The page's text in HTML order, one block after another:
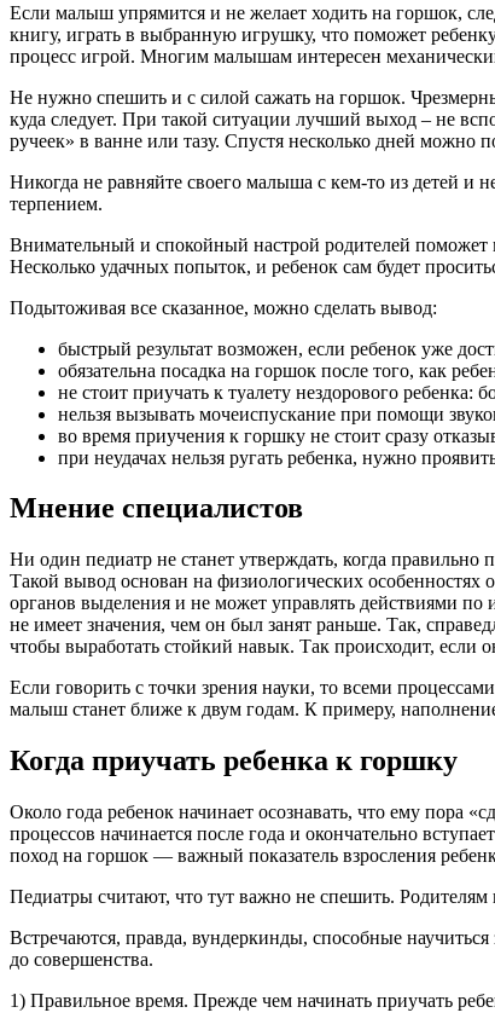
Если малыш упрямится и не желает ходить на горшок,
книгу, играть в выбранную игрушку, что поможет
процесс игрой. Многим малышам интересен
Не нужно спешить и с силой сажать на горшок.
куда следует. При такой ситуации лучший выход – не
ручеек» в ванне или тазу. Спустя несколько дней можно
Никогда не равняйте своего малыша с кем-то из детей и
терпением.
Внимательный и спокойный настрой родителей поможет
Несколько удачных попыток, и ребенок сам будет
Подытоживая все сказанное, можно сделать вывод:
быстрый результат возможен, если ребенок уже
обязательна посадка на горшок после того, как
не стоит приучать к туалету нездорового
нельзя вызывать мочеиспускание при помощи
во время приучения к горшку не стоит сразу
при неудачах нельзя ругать ребенка, нужно
Мнение специалистов
Ни один педиатр не станет утверждать, когда
Такой вывод основан на физиологических особенностях
органов выделения и не может управлять действиями
не имеет значения, чем он был занят раньше. Так,
чтобы выработать стойкий навык. Так происходит, если
Если говорить с точки зрения науки, то всеми
малыш станет ближе к двум годам. К примеру,
Когда приучать ребенка к горшку
Около года ребенок начинает осознавать, что ему пора
процессов начинается после года и окончательно
поход на горшок — важный показатель взросления
Педиатры считают, что тут важно не спешить.
Встречаются, правда, вундеркинды, способные научиться
до совершенства.
1) Правильное время. Прежде чем начинать приучать